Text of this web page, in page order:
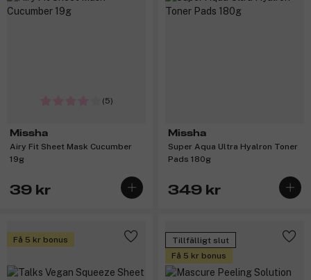
(5)
Missha
Airy Fit Sheet Mask Cucumber
19g
39 kr
Missha
Super Aqua Ultra Hyalron Toner
Pads 180g
349 kr
Få 5 kr bonus
Tillfälligt slut
Få 5 kr bonus